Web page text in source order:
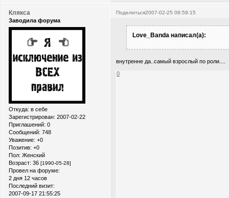
Поделиться2007-02-25 08:59:15
Клякса
Заводила форума
Откуда: в себе
Зарегистрирован: 2007-02-22
Приглашений: 0
Сообщений: 748
Уважение: +0
Позитив: +0
Пол: Женский
Возраст: 36 [1990-05-28]
Провел на форуме:
2 дня 12 часов
Последний визит:
2007-09-17 21:55:25
Love_Banda написал(а):
внутренне да..самый взрослый по роли....
0